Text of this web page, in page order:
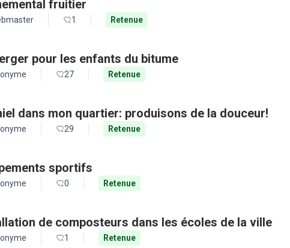
fruitier
1 Retenue
pour les enfants du bitume
27 Retenue
dans mon quartier: produisons de la douceur!
29 Retenue
sportifs
0 Retenue
de composteurs dans les écoles de la ville
1 Retenue